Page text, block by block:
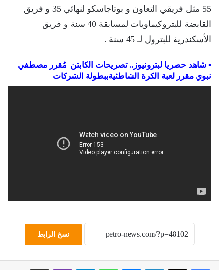
55 مثل فريقي التعاون و بوتاجاسكو لنهائي 35 و فريق
القابضة للبتروكيماويات لمسابقة 40 سنة و فريق
الأسكندرية للبترول لـ 45 سنة .
• شاهد حصريا لبترونيوز.. تصريحات الكابتن مُقرر مصطفي
نبوي مقرر لعبة الكرة الشاطئيةببطولة الشركات
نسخ الرابط
لينكدإن ماسنجر واتساب تيلقرام ڤايبر مشاركة عبر البريد